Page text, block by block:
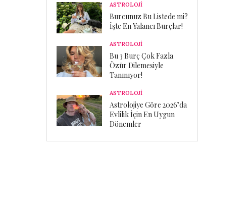
ASTROLOJİ
Burcunuz Bu Listede mi?
İşte En Yalancı Burçlar!
ASTROLOJİ
Bu 3 Burç Çok Fazla
Özür Dilemesiyle
Tanınıyor!
ASTROLOJİ
Astrolojiye Göre 2026’da
Evlilik İçin En Uygun
Dönemler